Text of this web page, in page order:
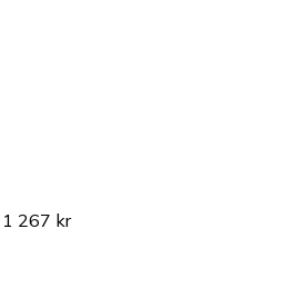
1 267 kr